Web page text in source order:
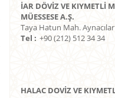
İAR DÖVİZ VE KIYMETLİ
MÜESSESE A.Ş.
Taya Hatun Mah.
Tel : +90 (212) 512 34 34
HALAC DOVİZ VE